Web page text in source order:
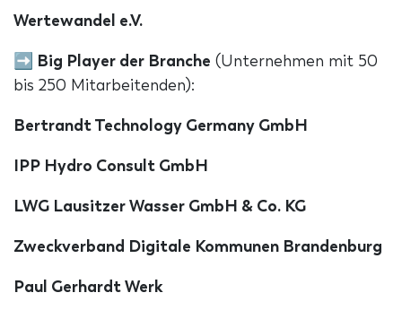
Wertewandel e.V.
➡ Big Player der Branche (Unternehmen mit 50
bis 250 Mitarbeitenden):
Bertrandt Technology Germany GmbH
IPP Hydro Consult GmbH
LWG Lausitzer Wasser GmbH & Co. KG
Zweckverband Digitale Kommunen Brandenburg
Paul Gerhardt Werk